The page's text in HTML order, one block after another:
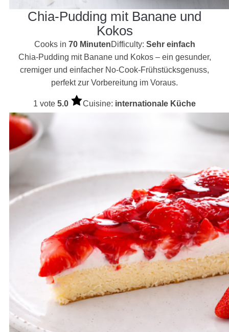
Chia-Pudding mit Banane und
Kokos
Cooks in 70 MinutenDifficulty: Sehr einfach
Chia-Pudding mit Banane und Kokos – ein gesunder,
cremiger und einfacher No-Cook-Frühstücksgenuss,
perfekt zur Vorbereitung im Voraus.
1 vote 5.0 Cuisine: internationale Küche